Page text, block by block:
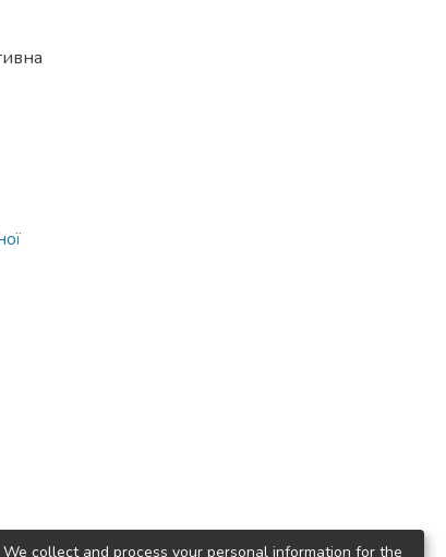
We collect and process your personal information for the